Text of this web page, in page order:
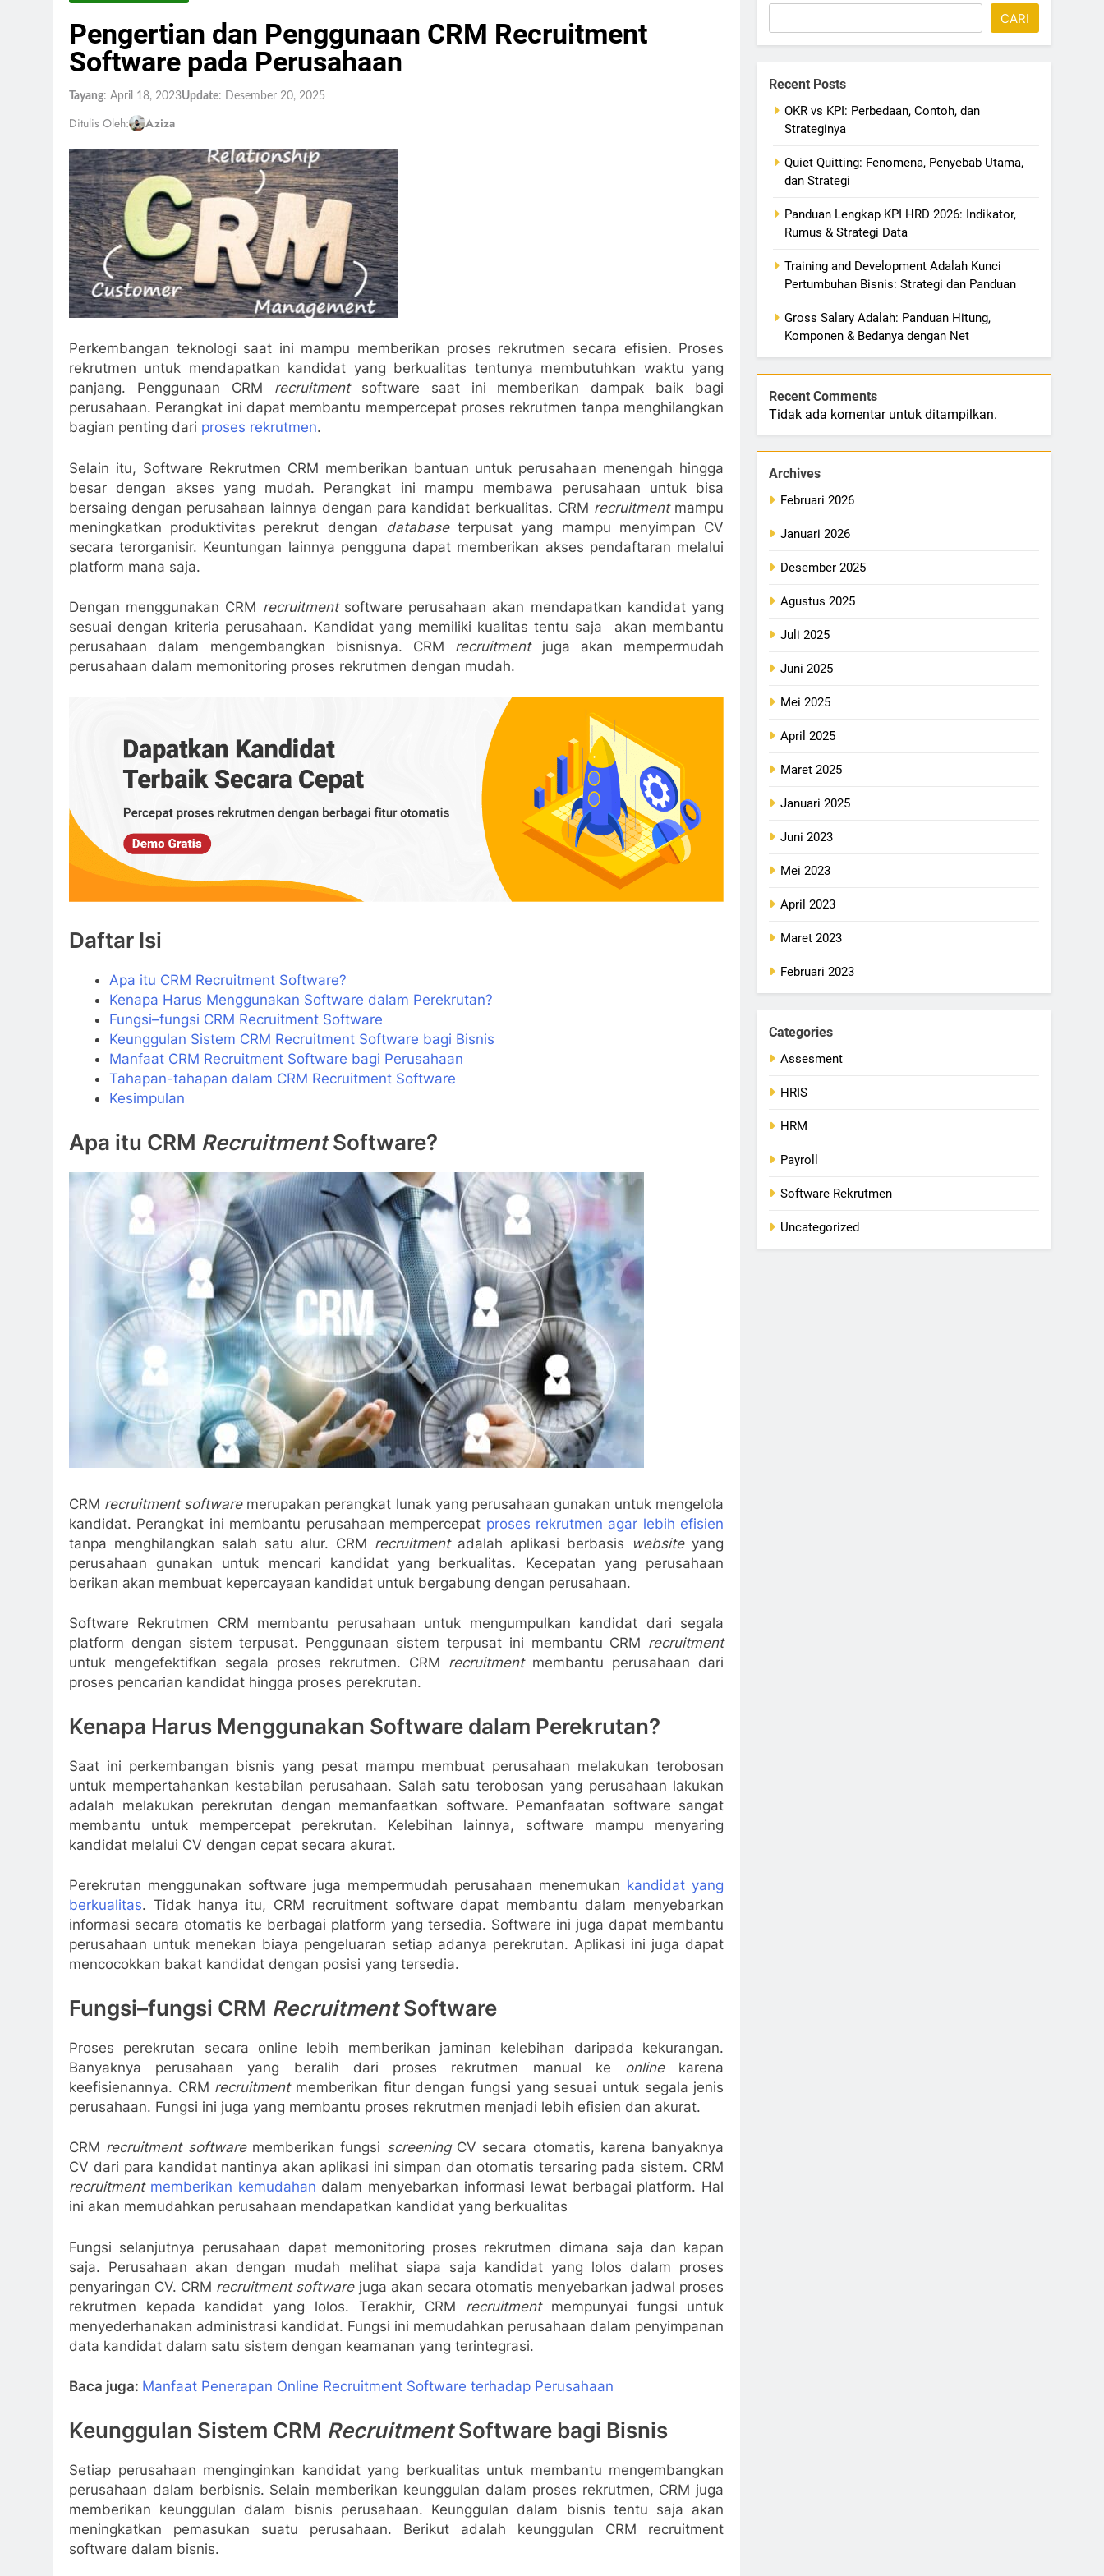
Pengertian dan Penggunaan CRM Recruitment
Software pada Perusahaan
Tayang: April 18, 2023Update: Desember 20, 2025
Ditulis Oleh: Aziza
Perkembangan teknologi saat ini mampu memberikan proses rekrutmen secara efisien. Proses
rekrutmen untuk mendapatkan kandidat yang berkualitas tentunya membutuhkan waktu yang
panjang. Penggunaan CRM recruitmentsoftware saat ini memberikan dampak baik bagi
perusahaan. Perangkat ini dapat membantu mempercepat proses rekrutmen tanpa menghilangkan
bagian penting dari proses rekrutmen.
Selain itu, Software Rekrutmen CRM memberikan bantuan untuk perusahaan menengah hingga
besar dengan akses yang mudah. Perangkat ini mampu membawa perusahaan untuk bisa
bersaing dengan perusahaan lainnya dengan para kandidat berkualitas. CRM recruitmentmampu
meningkatkan produktivitas perekrut dengan databaseterpusat yang mampu menyimpan CV
secara terorganisir. Keuntungan lainnya pengguna dapat memberikan akses pendaftaran melalui
platform mana saja.
Dengan menggunakan CRM recruitmentsoftware perusahaan akan mendapatkan kandidat yang
sesuai dengan kriteria perusahaan. Kandidat yang memiliki kualitas tentu saja akan membantu
perusahaan dalam mengembangkan bisnisnya. CRM recruitmentjuga akan mempermudah
perusahaan dalam memonitoring proses rekrutmen dengan mudah.
Daftar Isi
Apa itu CRM Recruitment Software?
Kenapa Harus Menggunakan Software dalam Perekrutan?
Fungsi–fungsi CRM Recruitment Software
Keunggulan Sistem CRM Recruitment Software bagi Bisnis
Manfaat CRM Recruitment Software bagi Perusahaan
Tahapan-tahapan dalam CRM Recruitment Software
Kesimpulan
Apa itu CRM RecruitmentSoftware?
CRM recruitment softwaremerupakan perangkat lunak yang perusahaan gunakan untuk mengelola
kandidat. Perangkat ini membantu perusahaan mempercepat proses rekrutmen agar lebih efisien
tanpa menghilangkan salah satu alur. CRM recruitmentadalah aplikasi berbasis websiteyang
perusahaan gunakan untuk mencari kandidat yang berkualitas. Kecepatan yang perusahaan
berikan akan membuat kepercayaan kandidat untuk bergabung dengan perusahaan.
Software Rekrutmen CRM membantu perusahaan untuk mengumpulkan kandidat dari segala
platform dengan sistem terpusat. Penggunaan sistem terpusat ini membantu CRM recruitment
untuk mengefektifkan segala proses rekrutmen. CRM recruitmentmembantu perusahaan dari
proses pencarian kandidat hingga proses perekrutan.
Kenapa Harus Menggunakan Software dalam Perekrutan?
Saat ini perkembangan bisnis yang pesat mampu membuat perusahaan melakukan terobosan
untuk mempertahankan kestabilan perusahaan. Salah satu terobosan yang perusahaan lakukan
adalah melakukan perekrutan dengan memanfaatkan software. Pemanfaatan software sangat
membantu untuk mempercepat perekrutan. Kelebihan lainnya, software mampu menyaring
kandidat melalui CV dengan cepat secara akurat.
Perekrutan menggunakan software juga mempermudah perusahaan menemukan kandidat yang
berkualitas. Tidak hanya itu, CRM recruitment software dapat membantu dalam menyebarkan
informasi secara otomatis ke berbagai platform yang tersedia. Software ini juga dapat membantu
perusahaan untuk menekan biaya pengeluaran setiap adanya perekrutan. Aplikasi ini juga dapat
mencocokkan bakat kandidat dengan posisi yang tersedia.
Fungsi–fungsi CRM RecruitmentSoftware
Proses perekrutan secara online lebih memberikan jaminan kelebihan daripada kekurangan.
Banyaknya perusahaan yang beralih dari proses rekrutmen manual ke onlinekarena
keefisienannya. CRM recruitmentmemberikan fitur dengan fungsi yang sesuai untuk segala jenis
perusahaan. Fungsi ini juga yang membantu proses rekrutmen menjadi lebih efisien dan akurat.
CRM recruitment softwarememberikan fungsi screeningCV secara otomatis, karena banyaknya
CV dari para kandidat nantinya akan aplikasi ini simpan dan otomatis tersaring pada sistem. CRM
recruitment memberikan kemudahan dalam menyebarkan informasi lewat berbagai platform. Hal
ini akan memudahkan perusahaan mendapatkan kandidat yang berkualitas
Fungsi selanjutnya perusahaan dapat memonitoring proses rekrutmen dimana saja dan kapan
saja. Perusahaan akan dengan mudah melihat siapa saja kandidat yang lolos dalam proses
penyaringan CV. CRM recruitment softwarejuga akan secara otomatis menyebarkan jadwal proses
rekrutmen kepada kandidat yang lolos. Terakhir, CRM recruitmentmempunyai fungsi untuk
menyederhanakan administrasi kandidat. Fungsi ini memudahkan perusahaan dalam penyimpanan
data kandidat dalam satu sistem dengan keamanan yang terintegrasi.
Baca juga: Manfaat Penerapan Online Recruitment Software terhadap Perusahaan
Keunggulan Sistem CRM RecruitmentSoftware bagi Bisnis
Setiap perusahaan menginginkan kandidat yang berkualitas untuk membantu mengembangkan
perusahaan dalam berbisnis. Selain memberikan keunggulan dalam proses rekrutmen, CRM juga
memberikan keunggulan dalam bisnis perusahaan. Keunggulan dalam bisnis tentu saja akan
meningkatkan pemasukan suatu perusahaan. Berikut adalah keunggulan CRM recruitment
software dalam bisnis.
CARI
Recent Posts
OKR vs KPI: Perbedaan, Contoh, dan
Strateginya
Quiet Quitting: Fenomena, Penyebab Utama,
dan Strategi
Panduan Lengkap KPI HRD 2026: Indikator,
Rumus & Strategi Data
Training and Development Adalah Kunci
Pertumbuhan Bisnis: Strategi dan Panduan
Gross Salary Adalah: Panduan Hitung,
Komponen & Bedanya dengan Net
Recent Comments
Tidak ada komentar untuk ditampilkan.
Archives
Februari 2026
Januari 2026
Desember 2025
Agustus 2025
Juli 2025
Juni 2025
Mei 2025
April 2025
Maret 2025
Januari 2025
Juni 2023
Mei 2023
April 2023
Maret 2023
Februari 2023
Categories
Assesment
HRIS
HRM
Payroll
Software Rekrutmen
Uncategorized